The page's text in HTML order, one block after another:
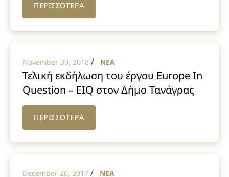
ΠΕΡΙΣΣΟΤΕΡΑ
November 30, 2018 / NEA
Τελική εκδήλωση του έργου Europe In
Question – EIQ στον Δήμο Τανάγρας
ΠΕΡΙΣΣΟΤΕΡΑ
December 20, 2017 / NEA